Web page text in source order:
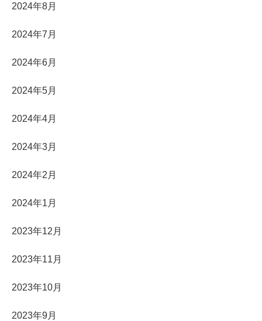
2024年8月
2024年7月
2024年6月
2024年5月
2024年4月
2024年3月
2024年2月
2024年1月
2023年12月
2023年11月
2023年10月
2023年9月